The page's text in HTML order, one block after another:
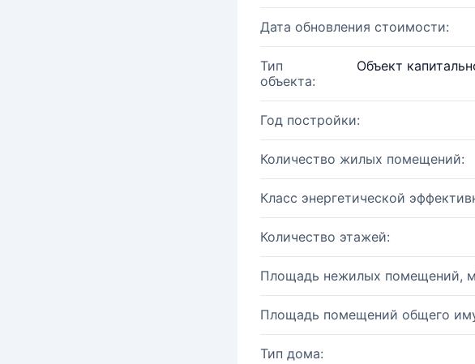
Дата обновления стоимости:
Тип
объекта:
Объект
Год постройки:
Количество жилых помещений:
Класс энергетической
Количество этажей:
Площадь нежилых помещений,
Площадь помещений общего
Тип дома: